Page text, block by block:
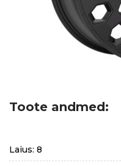
Toote andmed:
Laius: 8